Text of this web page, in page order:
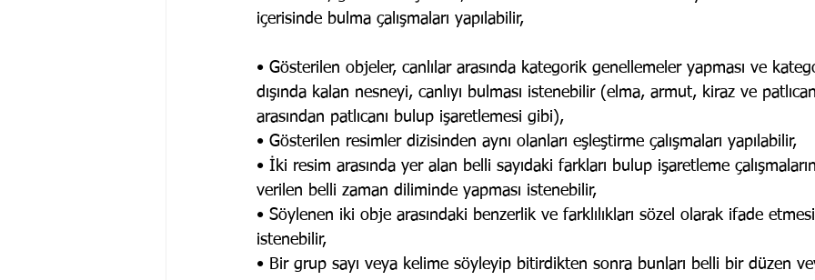
içerisinde bulma çalışmaları yapılabilir,
• Gösterilen objeler, canlılar arasında kategorik genellemeler yapması ve
dışında kalan nesneyi, canlıyı bulması istenebilir (elma, armut, kiraz ve patlıcan
arasından patlıcanı bulup işaretlemesi gibi),
• Gösterilen resimler dizisinden aynı olanları eşleştirme çalışmaları yapılabilir,
• İki resim arasında yer alan belli sayıdaki farkları bulup işaretleme
verilen belli zaman diliminde yapması istenebilir,
• Söylenen iki obje arasındaki benzerlik ve farklılıkları sözel olarak ifade etmesi
istenebilir,
• Bir grup sayı veya kelime söyleyip bitirdikten sonra bunları belli bir düzen